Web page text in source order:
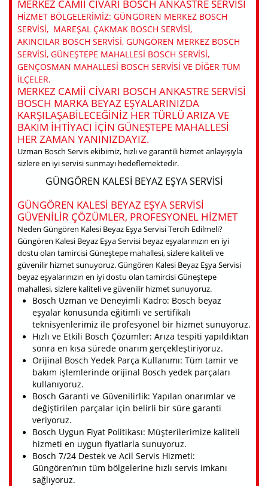
MERKEZ CAMII CIVARI BOSCH ANKASTRE SERVISI
HIZMET BÖLGELERIMIZ: GÜNGÖREN MERKEZ BOSCH
SERVISI, MAREŞAL ÇAKMAK BOSCH SERVISI,
AKINCILAR BOSCH SERVISI, GÜNGÖREN MERKEZ BOSCH
SERVISI, GÜNEŞTEPE MAHALLESI BOSCH SERVISI,
GENÇOSMAN MAHALLESI BOSCH SERVISI VE DIĞER TÜM
ILÇELER.
MERKEZ CAMII CIVARI BOSCH ANKASTRE SERVISI
BOSCH MARKA BEYAZ EŞYALARINIZDA
KARŞILAŞABILECEĞINIZ HER TÜRLÜ ARIZA VE
BAKIM IHTIYACI IÇIN GÜNEŞTEPE MAHALLESI
HER ZAMAN YANINIZDAYIZ.
Uzman Bosch Servis ekibimiz, hızlı ve garantili hizmet anlayışıyla
sizlere en iyi servisi sunmayı hedeflemektedir.
GÜNGÖREN KALESI BEYAZ EŞYA SERVISI
GÜNGÖREN KALESI BEYAZ EŞYA SERVISI
GÜVENILIR ÇÖZÜMLER, PROFESYONEL HIZMET
Neden Güngören Kalesi Beyaz Eşya Servisi Tercih Edilmeli?
Güngören Kalesi Beyaz Eşya Servisi beyaz eşyalarınızın en iyi
dostu olan tamircisi Güneştepe mahallesi, sizlere kaliteli ve
güvenilir hizmet sunuyoruz. Güngören Kalesi Beyaz Eşya Servisi
beyaz eşyalarınızın en iyi dostu olan tamircisi Güneştepe
mahallesi, sizlere kaliteli ve güvenilir hizmet sunuyoruz.
Bosch Uzman ve Deneyimli Kadro: Bosch beyaz
eşyalar konusunda eğitimli ve sertifikalı
teknisyenlerimiz ile profesyonel bir hizmet sunuyoruz.
Hızlı ve Etkili Bosch Çözümler: Arıza tespiti yapıldıktan
sonra en kısa sürede onarım gerçekleştiriyoruz.
Orijinal Bosch Yedek Parça Kullanımı: Tüm tamir ve
bakım işlemlerinde orijinal Bosch yedek parçaları
kullanıyoruz.
Bosch Garanti ve Güvenilirlik: Yapılan onarımlar ve
değiştirilen parçalar için belirli bir süre garanti
veriyoruz.
Bosch Uygun Fiyat Politikası: Müşterilerimize kaliteli
hizmeti en uygun fiyatlarla sunuyoruz.
Bosch 7/24 Destek ve Acil Servis Hizmeti:
Güngören’nın tüm bölgelerine hızlı servis imkanı
sağlıyoruz.